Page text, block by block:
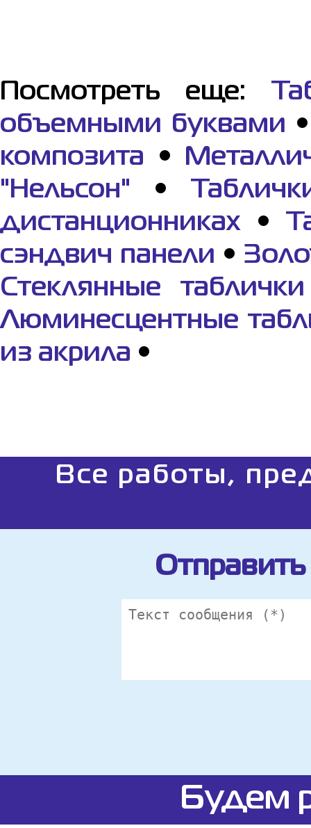
Посмотреть еще:
объемными буквами
композита •
"Нельсон" •
дистанционниках •
сэндвич панели •
Стеклянные таблички
Люминесцентные
из акрила •
Все работы,
Отправить
Будем